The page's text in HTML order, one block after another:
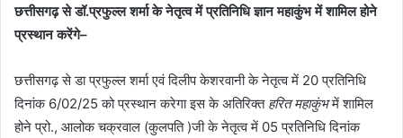
छत्तीसगढ़ से डॉ.प्रफुल्ल शर्मा के नेतृत्व में प्रतिनिधि ज्ञान महाकुंभ में शामिल होने
प्रस्थान करेंगे–
छत्तीसगढ़ से डा प्रफुल्ल शर्मा एवं दिलीप केशरवानी के नेतृत्व में 20 प्रतिनिधि
दिनांक 6/02/25 को प्रस्थान करेगा इस के अतिरिक्त हरित महाकुंभमें शामिल
होने प्रो., आलोक चक्रवाल (कुलपति )जी के नेतृत्व में 05 प्रतिनिधि दिनांक